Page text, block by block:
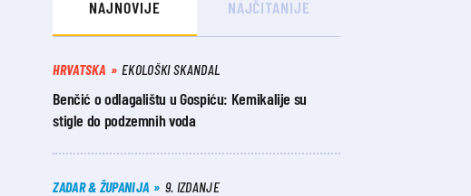
NAJNOVIJE NAJČITANIJE
HRVATSKA EKOLOŠKI SKANDAL
Benčić o odlagalištu u Gospiću: Kemikalije su
stigle do podzemnih voda
ZADAR & ŽUPANIJA 9. IZDANJE